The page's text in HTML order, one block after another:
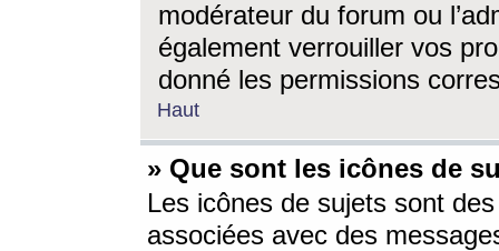
modérateur du forum ou
également verrouiller vos
donné les permissions
Haut
» Que sont les icônes de
Les icônes de sujets sont
associées avec des